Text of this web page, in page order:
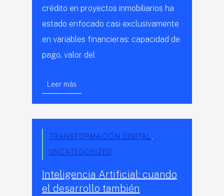
crédito en proyectos inmobiliarios ha
estado enfocado casi exclusivamente
en variables financieras: capacidad de
pago, valor del
Leer más
TRANSFORMACIÓN DIGITAL,
UNCATEGORIZED
Inteligencia Artificial: cuando
el desarrollo también